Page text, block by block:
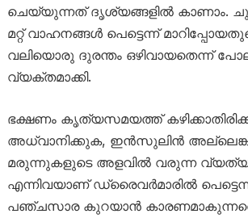
ചെയ്യുന്നത് ദൃശ്യങ്ങളിൽ കാണാം.
മറ്റ് വാഹനങ്ങൾ പെട്ടെന്ന്
വലിയൊരു ദുരന്തം ഒഴിവായതെന്ന്
വ്യക്തമാക്കി.
ഭക്ഷണം കൃത്യസമയത്ത്
അധ്വാനിക്കുക, ഇൻസുലിൻ
മരുന്നുകളുടെ അളവിൽ വരുന്ന
എന്നിവയാണ് ഡ്രൈവർമാരിൽ
പഞ്ചസാര കുറയാൻ